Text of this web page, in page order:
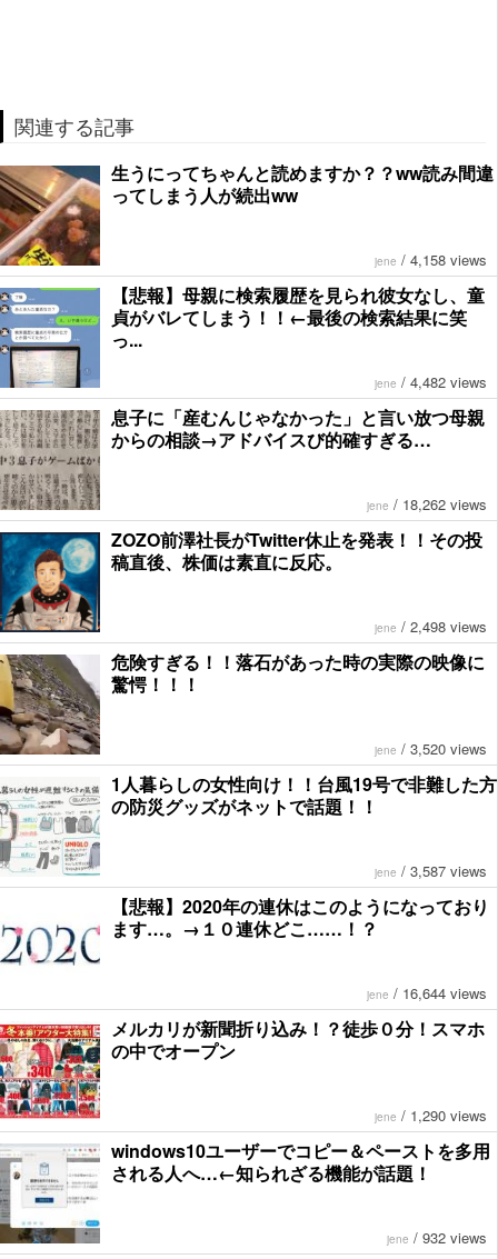
関連する記事
生うにってちゃんと読めますか？？ww読み間違
ってしまう人が続出ww
jene / 4,158 views
【悲報】母親に検索履歴を見られ彼女なし、童
貞がバレてしまう！！←最後の検索結果に笑
っ...
jene / 4,482 views
息子に「産むんじゃなかった」と言い放つ母親
からの相談→アドバイスび的確すぎる…
jene / 18,262 views
ZOZO前澤社長がTwitter休止を発表！！その投
稿直後、株価は素直に反応。
jene / 2,498 views
危険すぎる！！落石があった時の実際の映像に
驚愕！！！
jene / 3,520 views
1人暮らしの女性向け！！台風19号で非難した方
の防災グッズがネットで話題！！
jene / 3,587 views
【悲報】2020年の連休はこのようになっており
ます…。→１０連休どこ……！？
jene / 16,644 views
メルカリが新聞折り込み！？徒歩０分！スマホ
の中でオープン
jene / 1,290 views
windows10ユーザーでコピー＆ペーストを多用
される人へ…←知られざる機能が話題！
jene / 932 views